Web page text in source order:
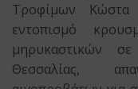
Τροφίμων
εντοπισμό
μηρυκαστικών
Θεσσαλίας,